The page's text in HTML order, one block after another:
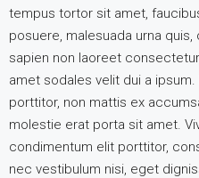
tempus tortor sit amet,
posuere, malesuada urna
sapien non laoreet
amet sodales velit dui a
porttitor, non mattis ex
molestie erat porta sit amet.
condimentum elit porttitor,
nec vestibulum nisi, eget